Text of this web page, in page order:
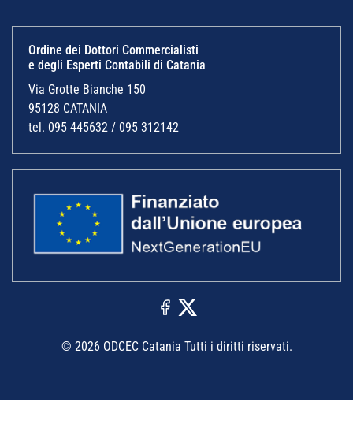
Ordine dei Dottori Commercialisti
e degli Esperti Contabili di Catania
Via Grotte Bianche 150
95128 CATANIA
tel. 095 445632 / 095 312142
© 2026 ODCEC Catania Tutti i diritti riservati.